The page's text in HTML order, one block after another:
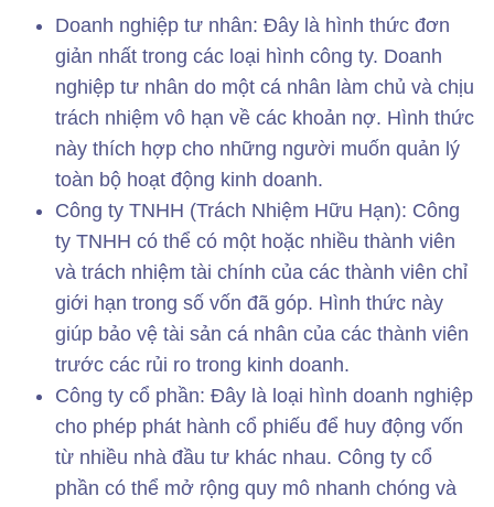
Doanh nghiệp tư nhân: Đây là hình thức đơn
giản nhất trong các loại hình công ty. Doanh
nghiệp tư nhân do một cá nhân làm chủ và chịu
trách nhiệm vô hạn về các khoản nợ. Hình thức
này thích hợp cho những người muốn quản lý
toàn bộ hoạt động kinh doanh.
Công ty TNHH (Trách Nhiệm Hữu Hạn): Công
ty TNHH có thể có một hoặc nhiều thành viên
và trách nhiệm tài chính của các thành viên chỉ
giới hạn trong số vốn đã góp. Hình thức này
giúp bảo vệ tài sản cá nhân của các thành viên
trước các rủi ro trong kinh doanh.
Công ty cổ phần: Đây là loại hình doanh nghiệp
cho phép phát hành cổ phiếu để huy động vốn
từ nhiều nhà đầu tư khác nhau. Công ty cổ
phần có thể mở rộng quy mô nhanh chóng và